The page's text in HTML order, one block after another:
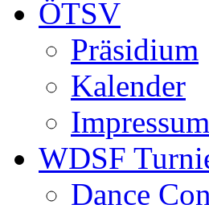
ÖTSV
Präsidium
Kalender
Impressum
WDSF
Dance